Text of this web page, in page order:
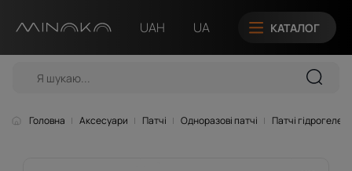
UAH UA КАТАЛОГ
Головна Аксесуари Патчі Одноразові патчі Патчі